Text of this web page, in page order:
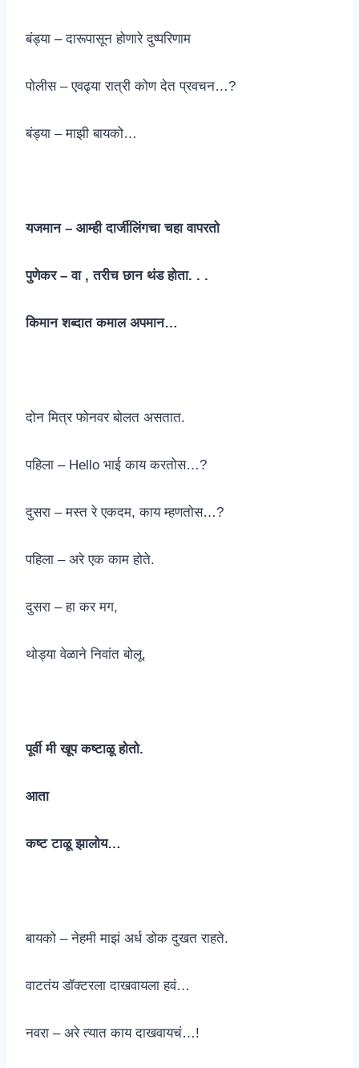
बंड्या – दारूपासून होणारे दुष्परिणाम
पोलीस – एवढ्या रात्री कोण देत प्रवचन…?
बंड्या – माझी बायको…
यजमान – आम्ही दार्जीलिंगचा चहा वापरतो
पुणेकर – वा , तरीच छान थंड होता. . .
किमान शब्दात कमाल अपमान…
दोन मित्र फोनवर बोलत असतात.
पहिला – Hello भाई काय करतोस…?
दुसरा – मस्त रे एकदम, काय म्हणतोस…?
पहिला – अरे एक काम होते.
दुसरा – हा कर मग,
थोड्या वेळाने निवांत बोलू.
पूर्वी मी खूप कष्टाळू होतो.
आता
कष्ट टाळू झालोय…
बायको – नेहमी माझं अर्ध डोक दुखत राहते.
वाटतंय डॉक्टरला दाखवायला हवं…
नवरा – अरे त्यात काय दाखवायचं…!